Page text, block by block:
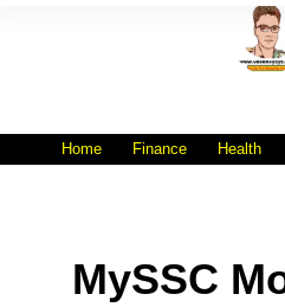
Home Finance Health
MySSC